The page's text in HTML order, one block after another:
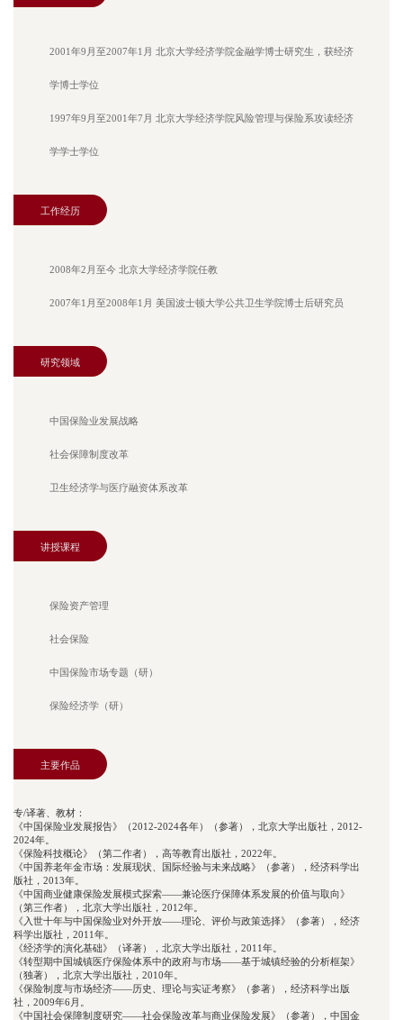
2001年9月至2007年1月 北京大学经济学院金融学博士研究生，获经济
学博士学位
1997年9月至2001年7月 北京大学经济学院风险管理与保险系攻读经济
学学士学位
工作经历
2008年2月至今 北京大学经济学院任教
2007年1月至2008年1月 美国波士顿大学公共卫生学院博士后研究员
研究领域
中国保险业发展战略
社会保障制度改革
卫生经济学与医疗融资体系改革
讲授课程
保险资产管理
社会保险
中国保险市场专题（研）
保险经济学（研）
主要作品
专/译著、教材：
《中国保险业发展报告》（2012-2024各年）（参著），北京大学出版社，2012-
2024年。
《保险科技概论》（第二作者），高等教育出版社，2022年。
《中国养老年金市场：发展现状、国际经验与未来战略》（参著），经济科学出
版社，2013年。
《中国商业健康保险发展模式探索——兼论医疗保障体系发展的价值与取向》
（第三作者），北京大学出版社，2012年。
《入世十年与中国保险业对外开放——理论、评价与政策选择》（参著），经济
科学出版社，2011年。
《经济学的演化基础》（译著），北京大学出版社，2011年。
《转型期中国城镇医疗保险体系中的政府与市场——基于城镇经验的分析框架》
（独著），北京大学出版社，2010年。
《保险制度与市场经济——历史、理论与实证考察》（参著），经济科学出版
社，2009年6月。
《中国社会保障制度研究——社会保险改革与商业保险发展》（参著），中国金